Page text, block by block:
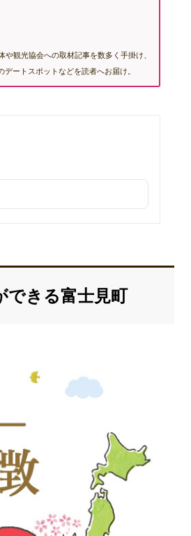
観光協会への取材記事を数多く手掛け、
ートスポットなどを読者へお届け。
できる富士見町